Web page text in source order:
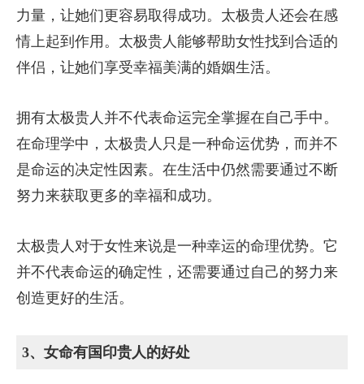
力量，让她们更容易取得成功。太极贵人还会在感
情上起到作用。太极贵人能够帮助女性找到合适的
伴侣，让她们享受幸福美满的婚姻生活。
拥有太极贵人并不代表命运完全掌握在自己手中。
在命理学中，太极贵人只是一种命运优势，而并不
是命运的决定性因素。在生活中仍然需要通过不断
努力来获取更多的幸福和成功。
太极贵人对于女性来说是一种幸运的命理优势。它
并不代表命运的确定性，还需要通过自己的努力来
创造更好的生活。
3、女命有国印贵人的好处